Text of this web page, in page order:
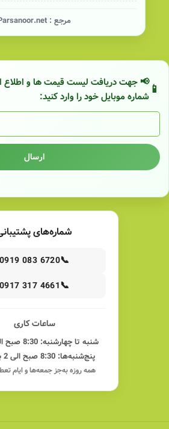
مرجع :
📢 جهت دریافت لیست قیمت ها و اطلاع
شماره موبایل خود را وارد کنید:
ارسال
شماره‌های
📞
0919 083 6720
📞
0917 317 4661
ساعات کاری
شنبه تا چهارشنبه: 8:30 صبح الی 8 شب
پنج‌شنبه‌ها: 8:30 صبح الی 2 بعدازظهر
همه روزه به‌جز جمعه‌ها و ایام